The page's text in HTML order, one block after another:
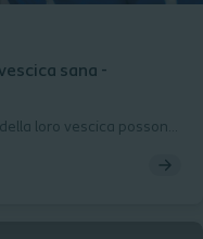
sana -
loro vescica possono